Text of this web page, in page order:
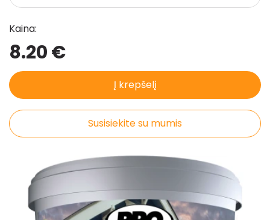
Kaina:
8.20 €
Į krepšelį
Susisiekite su mumis